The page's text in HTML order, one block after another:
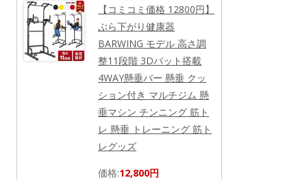
【コミコミ価格 12800円】
ぶら下がり健康器
BARWING モデル 高さ調
整11段階 3Dパット搭載
4WAY懸垂バー 懸垂 クッ
ション付き マルチジム 懸
垂マシン チンニング 筋ト
レ 懸垂 トレーニング 筋ト
レグッズ
価格:12,800円